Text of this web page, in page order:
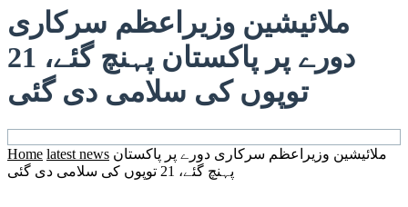
ملائیشین وزیراعظم سرکاری
دورے پر پاکستان پہنچ گئے، 21
توپوں کی سلامی دی گئی
Home latest news ملائیشین وزیراعظم سرکاری دورے پر پاکستان
پہنچ گئے، 21 توپوں کی سلامی دی گئی